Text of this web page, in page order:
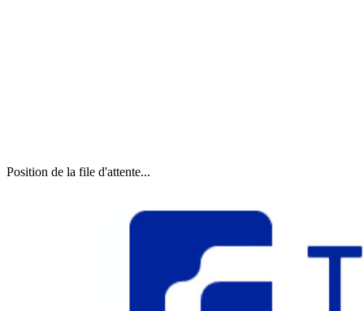
Position de la file d'attente...